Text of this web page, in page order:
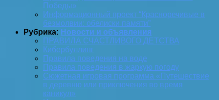
Победы»
Информационный проект “Красноречивые в
безмолвии: обелиски памяти”
Рубрика: Новости и объявления
ПРАВИЛА СЧАСТЛИВОГО ДЕТСТВА
Кибербуллинг
Правила поведения на воде
Правила поведения в жаркую погоду
Сюжетная игровая программа «Путешествие
в деревню или приключения во время
каникул»